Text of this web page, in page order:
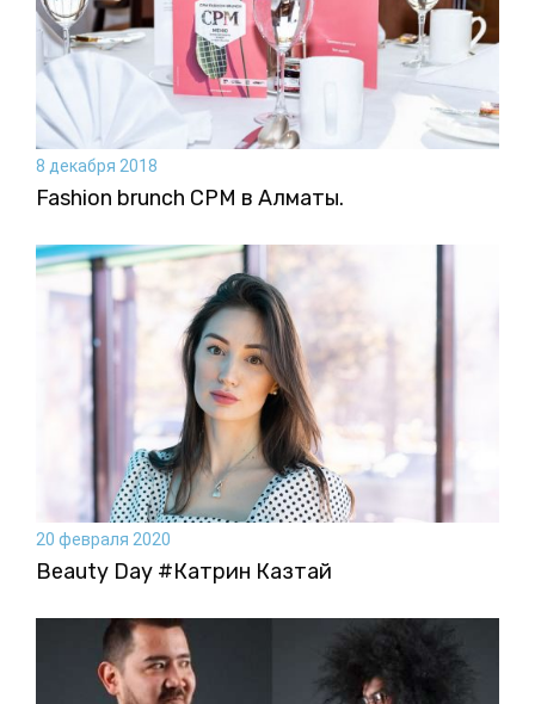
8 декабря 2018
Fashion brunch CPM в Алматы.
20 февраля 2020
Beauty Day #Катрин Казтай